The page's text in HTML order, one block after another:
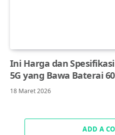
Ini Harga dan
5G yang Bawa Baterai
18 Maret 2026
ADD A